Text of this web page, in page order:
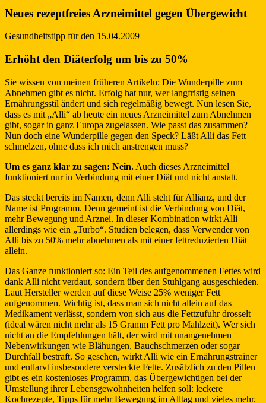
Neues rezeptfreies Arzneimittel gegen Übergewicht
Gesundheitstipp für den 15.04.2009
Erhöht den Diäterfolg um bis zu 50%
Sie wissen von meinen früheren Artikeln: Die Wunderpille zum
Abnehmen gibt es nicht. Erfolg hat nur, wer langfristig seinen
Ernährungsstil ändert und sich regelmäßig bewegt. Nun lesen Sie,
dass es mit „Alli“ ab heute ein neues Arzneimittel zum Abnehmen
gibt, sogar in ganz Europa zugelassen. Wie passt das zusammen?
Nun doch eine Wunderpille gegen den Speck? Läßt Alli das Fett
schmelzen, ohne dass ich mich anstrengen muss?
Um es ganz klar zu sagen: Nein. Auch dieses Arzneimittel
funktioniert nur in Verbindung mit einer Diät und nicht anstatt.
Das steckt bereits im Namen, denn Alli steht für Allianz, und der
Name ist Programm. Denn gemeint ist die Verbindung von Diät,
mehr Bewegung und Arznei. In dieser Kombination wirkt Alli
allerdings wie ein „Turbo“. Studien belegen, dass Verwender von
Alli bis zu 50% mehr abnehmen als mit einer fettreduzierten Diät
allein.
Das Ganze funktioniert so: Ein Teil des aufgenommenen Fettes wird
dank Alli nicht verdaut, sondern über den Stuhlgang ausgeschieden.
Laut Hersteller werden auf diese Weise 25% weniger Fett
aufgenommen. Wichtig ist, dass man sich nicht allein auf das
Medikament verlässt, sondern von sich aus die Fettzufuhr drosselt
(ideal wären nicht mehr als 15 Gramm Fett pro Mahlzeit). Wer sich
nicht an die Empfehlungen hält, der wird mit unangenehmen
Nebenwirkungen wie Blähungen, Bauchschmerzen oder sogar
Durchfall bestraft. So gesehen, wirkt Alli wie ein Ernährungstrainer
und entlarvt insbesondere versteckte Fette. Zusätzlich zu den Pillen
gibt es ein kostenloses Programm, das Übergewichtigen bei der
Umstellung ihrer Lebensgewohnheiten helfen soll: leckere
Kochrezepte, Tipps für mehr Bewegung im Alltag und vieles mehr.